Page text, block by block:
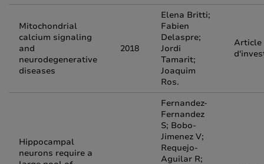
Mitochondrial
calcium signaling
and
neurodegenerative
diseases
2018
Elena Britti;
Fabien
Delaspre;
Jordi
Tamarit;
Joaquim
Ros.
Article
Hippocampal
neurons require a
Fernandez-
Fernandez
S; Bobo-
Jimenez V;
Requejo-
Aguilar R;